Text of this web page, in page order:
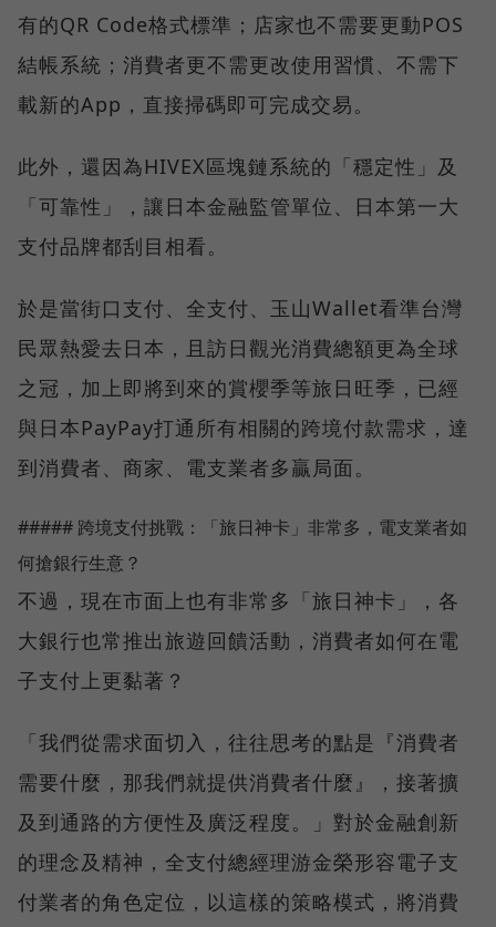
有的QR Code格式標準；店家也不需要更動POS
結帳系統；消費者更不需更改使用習慣、不需下
載新的App，直接掃碼即可完成交易。
此外，還因為HIVEX區塊鏈系統的「穩定性」及
「可靠性」，讓日本金融監管單位、日本第一大
支付品牌都刮目相看。
於是當街口支付、全支付、玉山Wallet看準台灣
民眾熱愛去日本，且訪日觀光消費總額更為全球
之冠，加上即將到來的賞櫻季等旅日旺季，已經
與日本PayPay打通所有相關的跨境付款需求，達
到消費者、商家、電支業者多贏局面。
##### 跨境支付挑戰：「旅日神卡」非常多，電支業者如
何搶銀行生意？
不過，現在市面上也有非常多「旅日神卡」，各
大銀行也常推出旅遊回饋活動，消費者如何在電
子支付上更黏著？
「我們從需求面切入，往往思考的點是『消費者
需要什麼，那我們就提供消費者什麼』，接著擴
及到通路的方便性及廣泛程度。」對於金融創新
的理念及精神，全支付總經理游金榮形容電子支
付業者的角色定位，以這樣的策略模式，將消費